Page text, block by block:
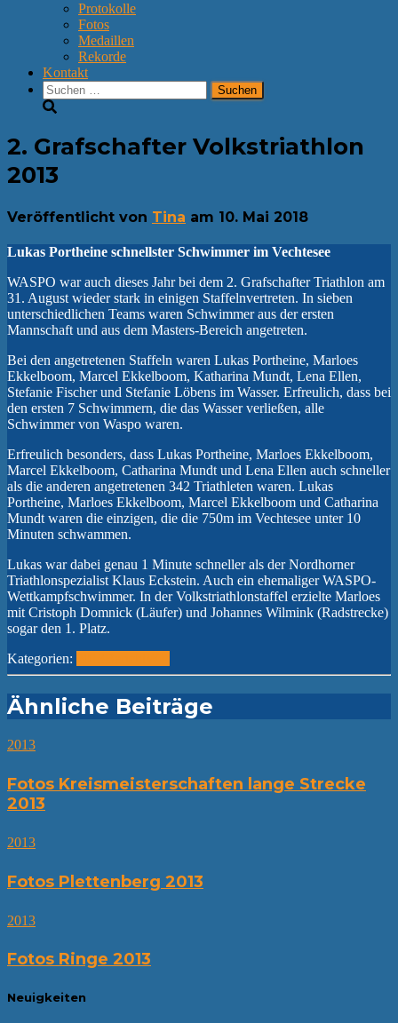
Protokolle
Fotos
Medaillen
Rekorde
Kontakt
Suchen
nach:
2. Grafschafter Volkstriathlon
2013
Veröffentlicht von Tina am 10. Mai 2018
Lukas Portheine schnellster Schwimmer im Vechtesee
WASPO war auch dieses Jahr bei dem 2. Grafschafter Triathlon am
31. August wieder stark in einigen Staffelnvertreten. In sieben
unterschiedlichen Teams waren Schwimmer aus der ersten
Mannschaft und aus dem Masters-Bereich angetreten.
Bei den angetretenen Staffeln waren Lukas Portheine, Marloes
Ekkelboom, Marcel Ekkelboom, Katharina Mundt, Lena Ellen,
Stefanie Fischer und Stefanie Löbens im Wasser. Erfreulich, dass bei
den ersten 7 Schwimmern, die das Wasser verließen, alle
Schwimmer von Waspo waren.
Erfreulich besonders, dass Lukas Portheine, Marloes Ekkelboom,
Marcel Ekkelboom, Catharina Mundt und Lena Ellen auch schneller
als die anderen angetretenen 342 Triathleten waren. Lukas
Portheine, Marloes Ekkelboom, Marcel Ekkelboom und Catharina
Mundt waren die einzigen, die die 750m im Vechtesee unter 10
Minuten schwammen.
Lukas war dabei genau 1 Minute schneller als der Nordhorner
Triathlonspezialist Klaus Eckstein. Auch ein ehemaliger WASPO-
Wettkampfschwimmer. In der Volkstriathlonstaffel erzielte Marloes
mit Cristoph Domnick (Läufer) und Johannes Wilmink (Radstrecke)
sogar den 1. Platz.
Kategorien:
Ähnliche Beiträge
2013
Fotos Kreismeisterschaften lange Strecke
2013
2013
Fotos Plettenberg 2013
2013
Fotos Ringe 2013
Neuigkeiten